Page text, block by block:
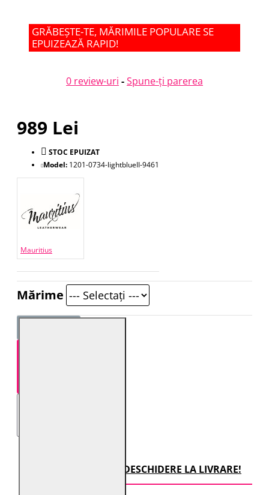
GRĂBEȘTE-TE, MĂRIMILE POPULARE SE
EPUIZEAZĂ RAPID!
0 review-uri -Spune-ţi parerea
989 Lei
STOC EPUIZAT
Model: 1201-0734-lightblueII-9461
Mauritius
Mărime
TRANSPORT CU DESCHIDERE LA LIVRARE!